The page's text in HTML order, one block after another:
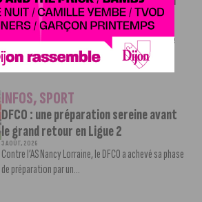
trois jours : le défi de Victor Bosoni
5 AOÛT, 2026
Le challenge que s’apprête à relever l’ultra-cycliste
Victor Bosoni est simple : parcourir 571...
INFOS,SPORT
DFCO : une préparation sereine avant
le grand retour en Ligue 2
3 AOÛT, 2026
Contre l’AS Nancy Lorraine, le DFCO a achevé sa phase
de préparation par un...